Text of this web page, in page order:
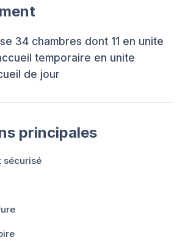
34 chambres dont 11 en unite
temporaire en unite
de jour
principales
sécurisé